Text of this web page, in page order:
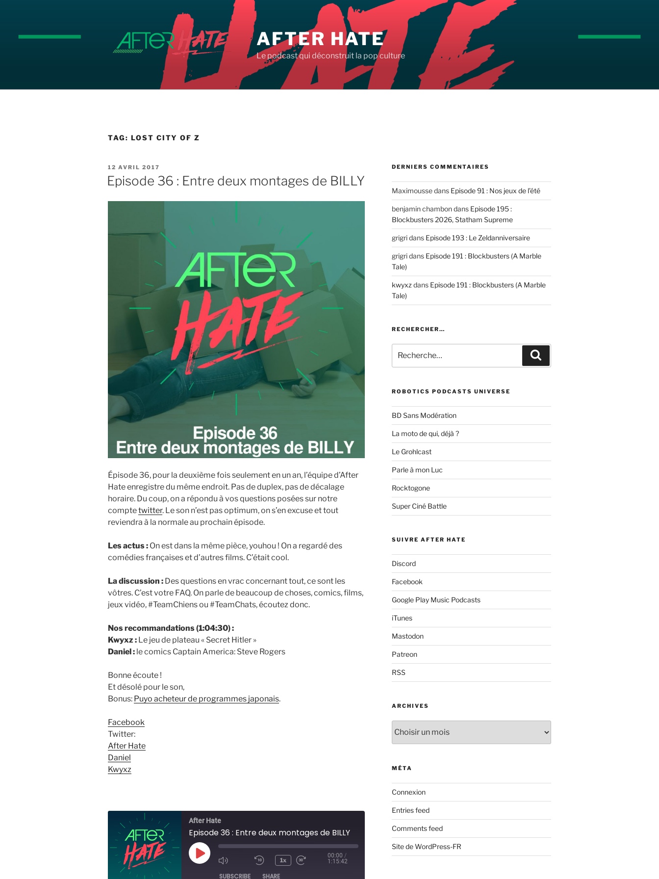
principal
AFTER HATE
Le podcast qui déconstruit la pop culture
TAG: LOST CITY OF Z
PUBLIÉ
LE
12 AVRIL 2017
Episode 36 : Entre deux montages de BILLY
Épisode 36, pour la deuxième fois seulement en un an, l’équipe d’After
Hate enregistre du même endroit. Pas de duplex, pas de décalage
horaire. Du coup, on a répondu à vos questions posées sur notre
comptetwitter. Le son n’est pas optimum, on s’en excuse et tout
reviendra à la normale au prochain épisode.
Les actus : On est dans la même pièce, youhou ! On a regardé des
comédies françaises et d’autres films. C’était cool.
La discussion : Des questions en vrac concernant tout, ce sont les
vôtres. C’est votre FAQ. On parle de beaucoup de choses, comics, films,
jeux vidéo, #TeamChiens ou #TeamChats, écoutez donc.
Nos recommandations (1:04:30) :
Kwyxz : Le jeu de plateau « Secret Hitler »
Daniel : le comics Captain America: Steve Rogers
Bonne écoute !
Et désolé pour le son,
Bonus: Puyo acheteur de programmes japonais.
Facebook
Twitter:
After Hate
Daniel
Kwyxz
After Hate
Episode 36 : Entre deux montages de BILLY
Play
1x
00:00 /
1:15:42
SUBSCRIBE SHARE
DERNIERS COMMENTAIRES
Maximoussedans Episode 91 : Nos jeux de l’été
benjamin chambondans Episode 195 :
Blockbusters 2026, Statham Supreme
grigridans Episode 193 : Le Zeldanniversaire
grigridans Episode 191 : Blockbusters (A Marble
Tale)
kwyxz dans Episode 191 : Blockbusters (A Marble
Tale)
RECHERCHER…
pour
:
ROBOTICS PODCASTS UNIVERSE
BD Sans Modération
La moto de qui, déjà ?
Le Grohlcast
Parle à mon Luc
Rocktogone
Super Ciné Battle
SUIVRE AFTER HATE
Discord
Facebook
Google Play Music Podcasts
iTunes
Mastodon
Patreon
RSS
ARCHIVES
MÉTA
Connexion
Entries feed
Comments feed
Site de WordPress-FR